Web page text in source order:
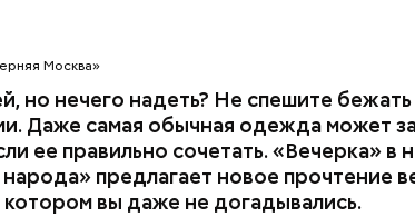
Москва»
но нечего надеть? Не спешите бежать
Даже самая обычная одежда может
ее правильно сочетать. «Вечерка» в
предлагает новое прочтение
вы даже не догадывались.